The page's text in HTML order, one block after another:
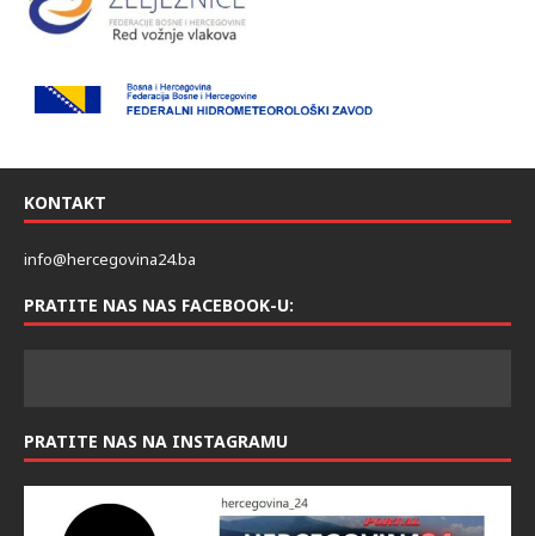
KONTAKT
info@hercegovina24.ba
PRATITE NAS NAS FACEBOOK-U:
PRATITE NAS NA INSTAGRAMU